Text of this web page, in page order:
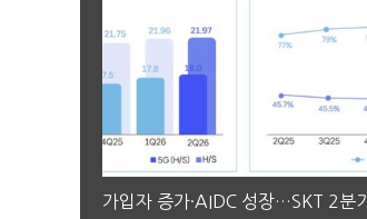
가입자 증가·AIDC 성장…SKT 2분기